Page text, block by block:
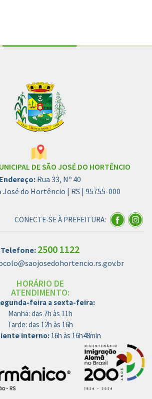
DE SÃO JOSÉ DO HORTÊNCIO
Endereço: Rua 33, Nº 40
José do Hortêncio | RS | 95755-000
CONECTE-SE À PREFEITURA:
Telefone: 2500 1122
HORÁRIO DE
ATENDIMENTO:
feira a sexta-feira:
Manhã: das 7h às 11h
Tarde: das 12h às 16h
interno: 16h às 16h48min